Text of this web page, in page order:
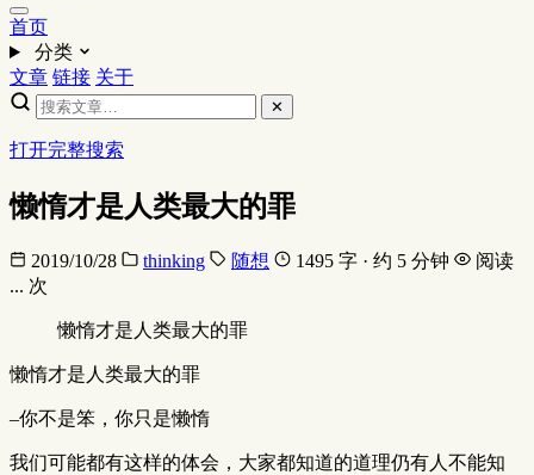
首页
分类
文章 链接 关于
✕
打开完整搜索
懒惰才是人类最大的罪
2019/10/28 thinking 随想 1495 字 · 约 5 分钟
阅读
... 次
懒惰才是人类最大的罪
懒惰才是人类最大的罪
–你不是笨，你只是懒惰
我们可能都有这样的体会，大家都知道的道理仍有人不能知